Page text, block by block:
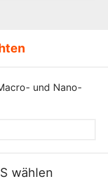
und Nano-
wählen